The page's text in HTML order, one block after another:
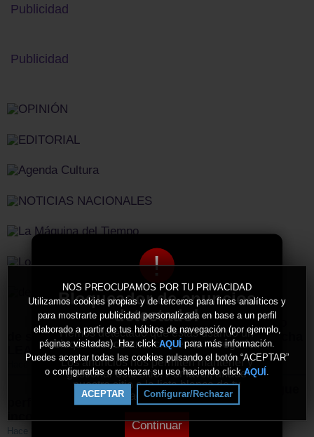
!
Bloqueador de anuncios
detectado!
Hemos detectado que estás usando un
bloqueador de anuncios en tu navegador.
Los anuncios nos permiten mantener y
gestionar este sitio. Por favor, añade
nuestro sitio a la lista blanca de tu
bloqueador de anuncios.
Continuar
NOS PREOCUPAMOS POR TU PRIVACIDAD
Utilizamos cookies propias y de terceros para fines analíticos y
para mostrarte publicidad personalizada en base a un perfil
elaborado a partir de tus hábitos de navegación (por ejemplo,
páginas visitadas). Haz click AQUÍ para más información.
Puedes aceptar todas las cookies pulsando el botón “ACEPTAR”
o configurarlas o rechazar su uso haciendo click AQUÍ .
ACEPTAR Configurar/Rechazar
Publicidad
Publicidad
Sigüenza da el pistoletazo
de salida a la II Vuelta Ciclista Castilla-La Mancha
LEADER
El Guadalajara Basket sigue
perfilando sus plantillas con dos nuevas
Hace 3 días